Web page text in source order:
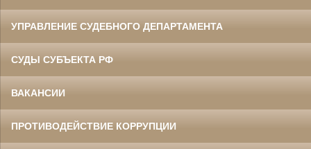
УПРАВЛЕНИЕ СУДЕБНОГО ДЕПАРТАМЕНТА
СУДЫ СУБЪЕКТА РФ
ВАКАНСИИ
ПРОТИВОДЕЙСТВИЕ КОРРУПЦИИ